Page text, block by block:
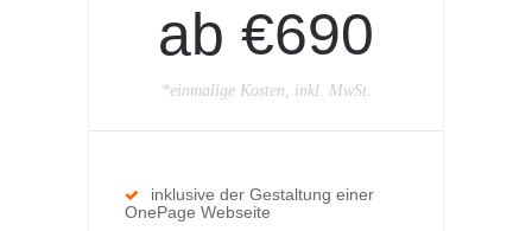
ab €690
*einmalige Kosten, inkl. MwSt.
inklusive der Gestaltung einer
OnePage Webseite